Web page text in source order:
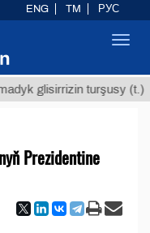
turşusy (t.)
Prezidentine
ENG TM РУС